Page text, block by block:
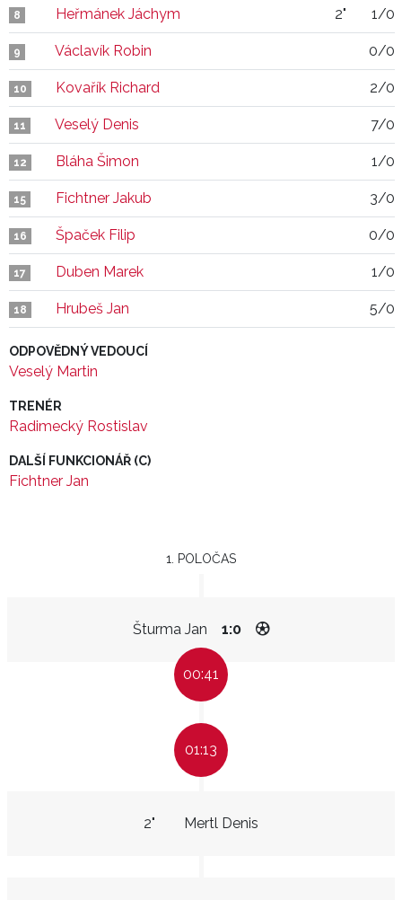
8 Heřmánek Jáchym 2" 1/0
9 Václavík Robin 0/0
10 Kovařík Richard 2/0
11 Veselý Denis 7/0
12 Bláha Šimon 1/0
15 Fichtner Jakub 3/0
16 Špaček Filip 0/0
17 Duben Marek 1/0
18 Hrubeš Jan 5/0
ODPOVĚDNÝ VEDOUCÍ
Veselý Martin
TRENÉR
Radimecký Rostislav
DALŠÍ FUNKCIONÁŘ (C)
Fichtner Jan
1. POLOČAS
Šturma Jan 1:0
00:41
01:13
Mertl Denis
2"